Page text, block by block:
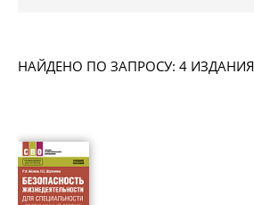
НАЙДЕНО ПО ЗАПРОСУ: 4 ИЗДАНИЯ